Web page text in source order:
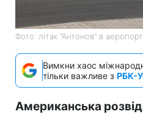
Фото: літак "Антонов" в
Вимкни хаос
тільки важливе з РБК-
Американська